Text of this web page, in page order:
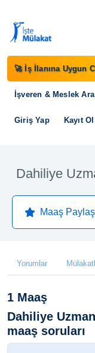
🚀 İş İlanına Uygun
İşveren & Meslek Ara
Giriş Yap Kayıt Ol
Dahiliye
Maaş Paylaş
Yorumlar
1 Maaş
Dahiliye
maaş soruları